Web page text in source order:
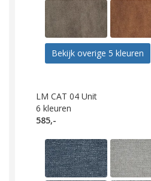
Bekijk overige 5 kleuren
LM CAT 04 Unit
6 kleuren
585,-